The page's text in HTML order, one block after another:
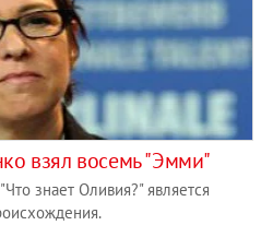
взял восемь "Эмми"
знает Оливия?" является